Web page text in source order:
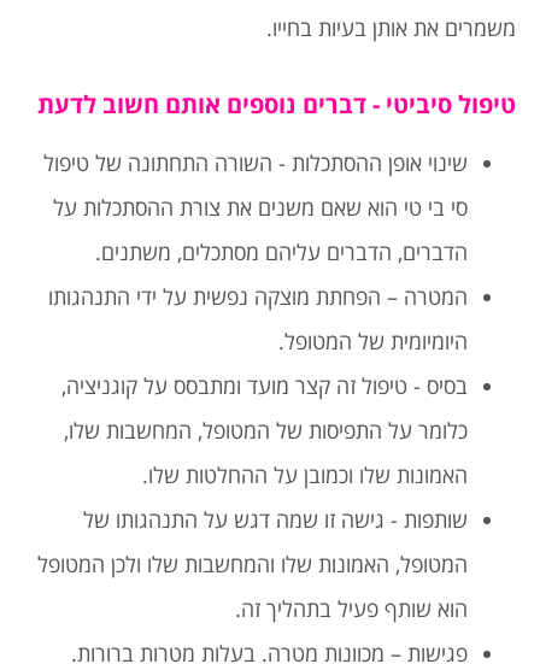
משמרים את אותן בעיות בחייו.
טיפול סיביטי - דברים נוספים אותם חשוב לדעת
שינוי אופן ההסתכלות - השורה התחתונה של טיפול
סי בי טי הוא שאם משנים את צורת ההסתכלות על
הדברים, הדברים עליהם מסתכלים, משתנים.
המטרה – הפחתת מוצקה נפשית על ידי התנהגותו
היומיומית של המטופל.
בסיס - טיפול זה קצר מועד ומתבסס על קוגניציה,
כלומר על התפיסות של המטופל, המחשבות שלו,
האמונות שלו וכמובן על ההחלטות שלו.
שותפות - גישה זו שמה דגש על התנהגותו של
המטופל, האמונות שלו והמחשבות שלו ולכן המטופל
הוא שותף פעיל בתהליך זה.
פגישות – מכוונות מטרה. בעלות מטרות ברורות.